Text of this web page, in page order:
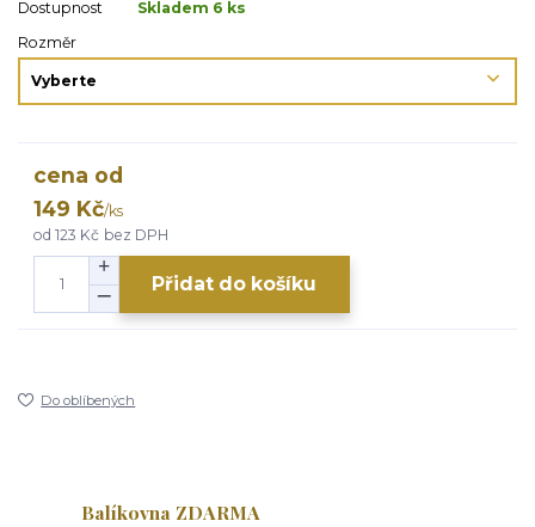
Dostupnost
Skladem 6 ks
Rozměr
cena od
149 Kč/ks
od123 Kč bez DPH
Přidat do košíku
Do oblíbených
Balíkovna ZDARMA